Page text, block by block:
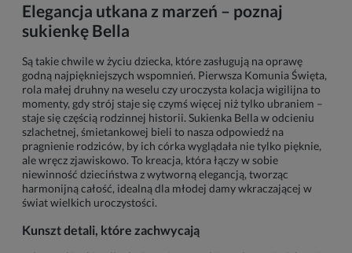
Elegancja utkana z marzeń – poznaj
sukienkę Bella
Są takie chwile w życiu dziecka, które zasługują na oprawę
godną najpiękniejszych wspomnień. Pierwsza Komunia Święta,
rola małej druhny na weselu czy uroczysta kolacja wigilijna to
momenty, gdy strój staje się czymś więcej niż tylko ubraniem –
staje się częścią rodzinnej historii. Sukienka Bella w odcieniu
szlachetnej, śmietankowej bieli to nasza odpowiedź na
pragnienie rodziców, by ich córka wyglądała nie tylko pięknie,
ale wręcz zjawiskowo. To kreacja, która łączy w sobie
niewinność dzieciństwa z wytworną elegancją, tworząc
harmonijną całość, idealną dla młodej damy wkraczającej w
świat wielkich uroczystości.
Kunszt detali, które zachwycają